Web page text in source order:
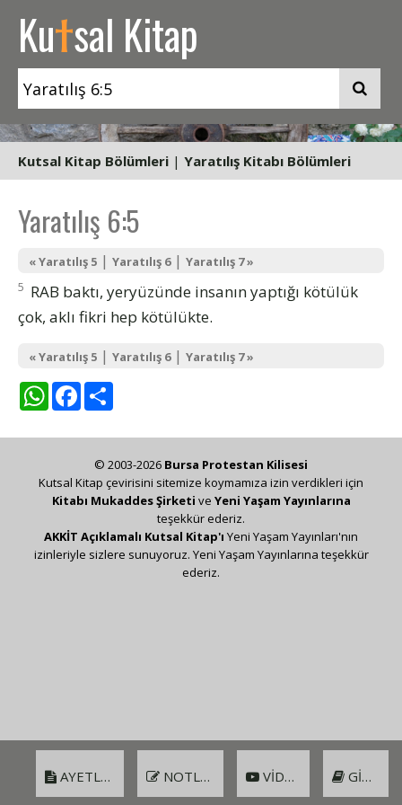
Kutsal Kitap
Kutsal Kitap Bölümleri | Yaratılış Kitabı Bölümleri
Yaratılış 6:5
« Yaratılış 5 | Yaratılış 6| Yaratılış 7 »
5 RAB baktı, yeryüzünde insanın yaptığı kötülük
çok, aklı fikri hep kötülükte.
« Yaratılış 5 | Yaratılış 6| Yaratılış 7 »
WhatsAppFacebook
AYETLER NOTLAR VIDEO GIRIŞ
© 2003-2026 Bursa Protestan Kilisesi
Kutsal Kitap çevirisini sitemize koymamıza izin verdikleri için
Kitabı Mukaddes Şirketi ve Yeni Yaşam Yayınlarına
teşekkür ederiz.
AKKİT Açıklamalı Kutsal Kitap'ı Yeni Yaşam Yayınları'nın
izinleriyle sizlere sunuyoruz. Yeni Yaşam Yayınlarına teşekkür
ederiz.